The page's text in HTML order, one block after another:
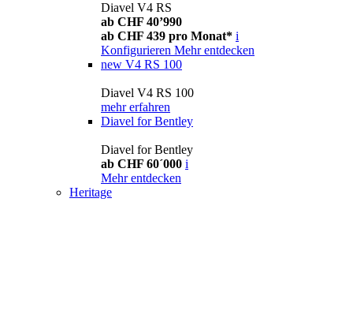
Diavel V4 RS
ab CHF 40’990
ab CHF 439 pro Monat* i
Konfigurieren Mehr entdecken
new V4 RS 100
Diavel V4 RS 100
mehr erfahren
Diavel for Bentley
Diavel for Bentley
ab CHF 60´000 i
Mehr entdecken
Heritage